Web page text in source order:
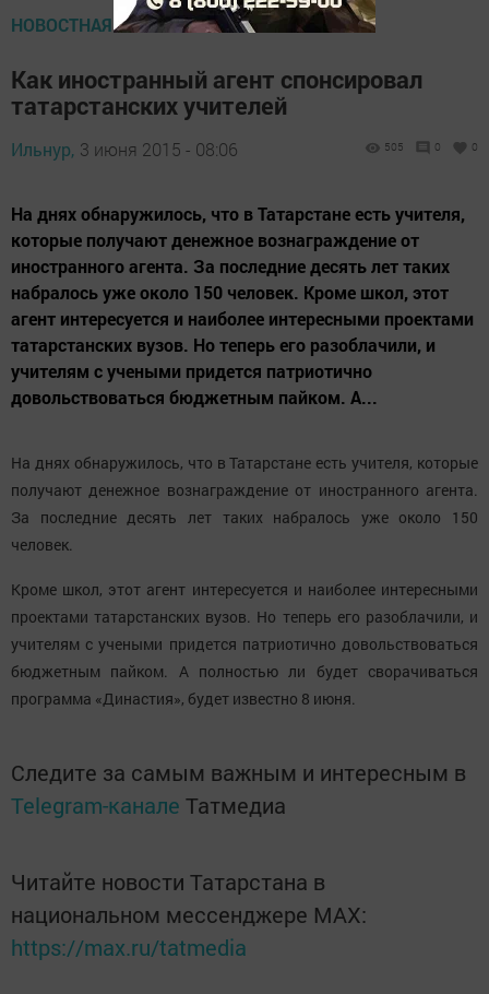
НОВОСТНАЯ ЛЕНТА
Как иностранный агент спонсировал
татарстанских учителей
Ильнур, 3 июня 2015 - 08:06 505 0 0
На днях обнаружилось, что в Татарстане есть учителя,
которые получают денежное вознаграждение от
иностранного агента. За последние десять лет таких
набралось уже около 150 человек. Кроме школ, этот
агент интересуется и наиболее интересными проектами
татарстанских вузов. Но теперь его разоблачили, и
учителям с учеными придется патриотично
довольствоваться бюджетным пайком. А...
На днях обнаружилось, что в Татарстане есть учителя, которые
получают денежное вознаграждение от иностранного агента.
За последние десять лет таких набралось уже около 150
человек.
Кроме школ, этот агент интересуется и наиболее интересными
проектами татарстанских вузов. Но теперь его разоблачили, и
учителям с учеными придется патриотично довольствоваться
бюджетным пайком. А полностью ли будет сворачиваться
программа «Династия», будет известно 8 июня.
Следите за самым важным и интересным в
Telegram-канале Татмедиа
Читайте новости Татарстана в
национальном мессенджере MАХ:
https://max.ru/tatmedia